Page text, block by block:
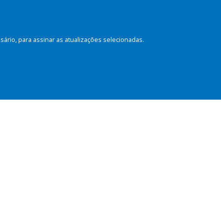
para assinar as atualizações selecionadas.